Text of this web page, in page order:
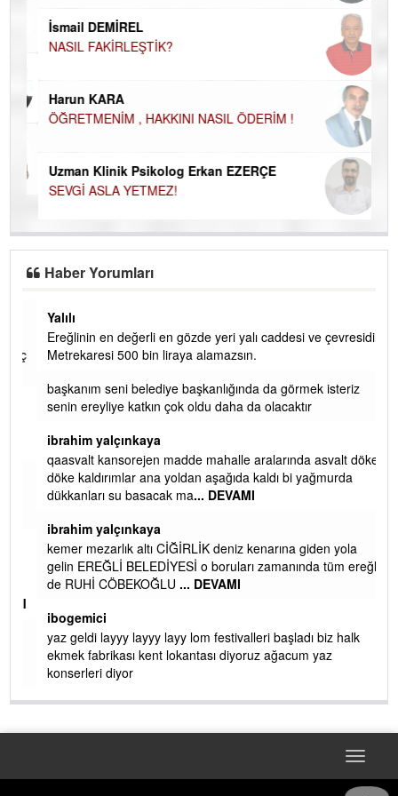
İsmail DEMİREL
NASIL FAKİRLEŞTİK?
Harun KARA
ÖĞRETMENİM , HAKKINI NASIL ÖDERİM !
Uzman Klinik Psikolog Erkan EZERÇE
SEVGİ ASLA YETMEZ!
Haber Yorumları
Yalılı
Ereğlinin en değerli en gözde yeri yalı caddesi ve çevresidir.
Metrekaresi 500 bin liraya alamazsın.
başkanım seni belediye başkanlığında da görmek isteriz
senin ereyliye katkın çok oldu daha da olacaktır
ibrahim yalçınkaya
qaasvalt kansorejen madde mahalle aralarında asvalt döke
döke kaldırımlar ana yoldan aşağıda kaldı bi yağmurda
dükkanları su basacak ma... DEVAMI
ibrahim yalçınkaya
kemer mezarlık altı CİĞİRLİK deniz kenarına giden yola
gelin EREĞLİ BELEDİYESİ o boruları zamanında tüm ereğli
de RUHİ CÖBEKOĞLU... DEVAMI
ibogemici
yaz geldi layyy layyy layy lom festivalleri başladı biz halk
ekmek fabrikası kent lokantası diyoruz ağacum yaz
konserleri diyor
Toggle